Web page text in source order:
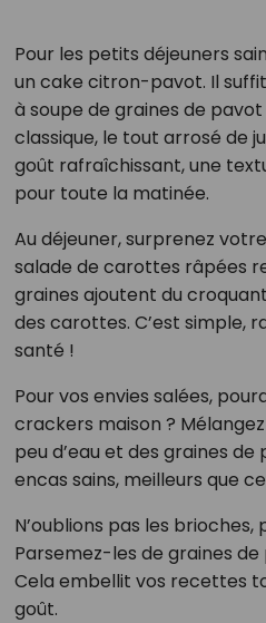
Pour les petits déjeuners
un cake citron-pavot. Il
à soupe de graines de
classique, le tout arrosé de
goût rafraîchissant, une
pour toute la matinée.
Au déjeuner, surprenez
salade de carottes râpées
graines ajoutent du
des carottes. C’est simple,
santé !
Pour vos envies salées,
crackers maison ? Mélangez
peu d’eau et des graines
encas sains, meilleurs que
N’oublions pas les brioches,
Parsemez-les de graines
Cela embellit vos recettes
goût.